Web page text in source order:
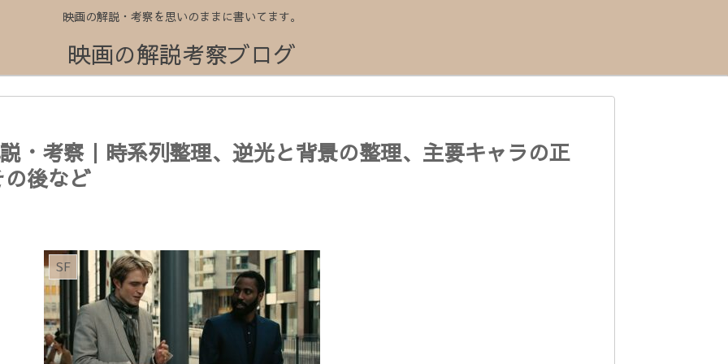
映画の解説・考察を思いのままに書いてます。
映画の解説考察ブログ
・考察｜時系列整理、逆光と背景の整理、主要キャラの正
後など
SF